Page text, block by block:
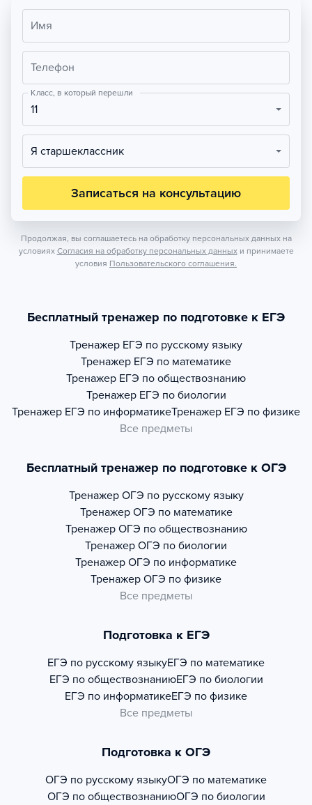
Имя
Телефон
Класс, в который перешли
11
Я старшеклассник
Записаться на консультацию
Продолжая, вы соглашаетесь на обработку персональных данных на
условиях Согласия на обработку персональных данных и принимаете
условия Пользовательского соглашения.
Бесплатный тренажер по подготовке к ЕГЭ
Тренажер ЕГЭ по русскому языку
Тренажер ЕГЭ по математике
Тренажер ЕГЭ по обществознанию
Тренажер ЕГЭ по биологии
Тренажер ЕГЭ по информатикеТренажер ЕГЭ по физике
Все предметы
Бесплатный тренажер по подготовке к ОГЭ
Тренажер ОГЭ по русскому языку
Тренажер ОГЭ по математике
Тренажер ОГЭ по обществознанию
Тренажер ОГЭ по биологии
Тренажер ОГЭ по информатике
Тренажер ОГЭ по физике
Все предметы
Подготовка к ЕГЭ
ЕГЭ по русскому языкуЕГЭ по математике
ЕГЭ по обществознаниюЕГЭ по биологии
ЕГЭ по информатикеЕГЭ по физике
Все предметы
Подготовка к ОГЭ
ОГЭ по русскому языкуОГЭ по математике
ОГЭ по обществознаниюОГЭ по биологии